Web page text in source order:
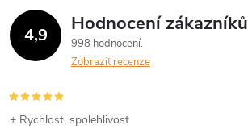
í
p
v
v
á
n
4,9 Hodnocení zákazníků
998 hodnocení
Zobrazit recenze
+ Rychlost, spolehlivost